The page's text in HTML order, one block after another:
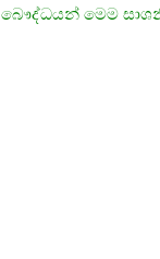
බෞද්ධයන්මෙම